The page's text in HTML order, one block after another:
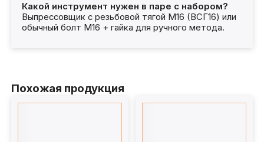
Какой инструмент нужен в паре с набором?
Выпрессовщик с резьбовой тягой М16 (ВСГ16) или
обычный болт М16 + гайка для ручного метода.
Похожая продукция